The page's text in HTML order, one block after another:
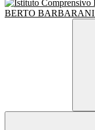
BERTO BARBARANI